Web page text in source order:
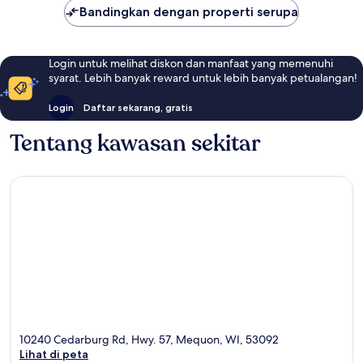
Bandingkan dengan properti serupa
Login untuk melihat diskon dan manfaat yang memenuhi
syarat. Lebih banyak reward untuk lebih banyak petualangan!
Login Daftar sekarang, gratis
Tentang kawasan sekitar
10240 Cedarburg Rd, Hwy. 57, Mequon, WI, 53092
Lihat di peta